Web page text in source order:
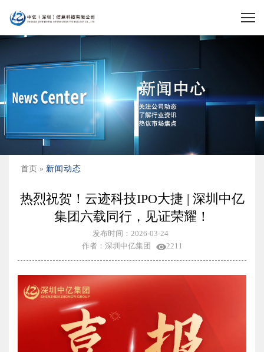
首页 » 新闻动态
热烈祝贺！云迹科技IPO大捷 | 深圳中亿
集团六载同行，见证荣耀！
发布时间：2026-03-24
作者：深圳中亿集团
2211